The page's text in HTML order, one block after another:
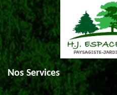
Nos Services